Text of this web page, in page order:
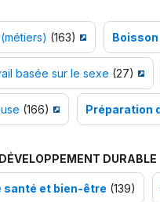
(163) Boisson
basée sur le sexe (27)
(166) Préparation
DURABLE
santé et bien-être (139)